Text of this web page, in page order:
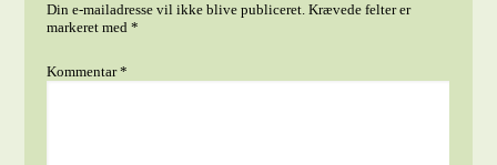
Din e-mailadresse vil ikke blive publiceret. Krævede felter er
markeret med*
Kommentar*